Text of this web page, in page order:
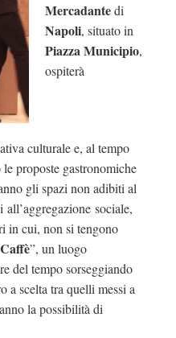
Mercadantedi
Napoli, situato in
Piazza Municipio,
ospiterà
culturale e, al tempo
proposte gastronomiche
gli spazi non adibiti al
sociale,
in cui, non si tengono
”, un luogo
del tempo sorseggiando
a scelta tra quelli messi a
la possibilità di